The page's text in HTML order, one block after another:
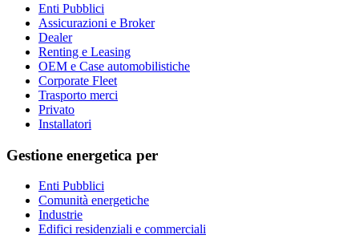
Enti Pubblici
Assicurazioni e Broker
Dealer
Renting e Leasing
OEM e Case automobilistiche
Corporate Fleet
Trasporto merci
Privato
Installatori
Gestione energetica per
Enti Pubblici
Comunità energetiche
Industrie
Edifici residenziali e commerciali